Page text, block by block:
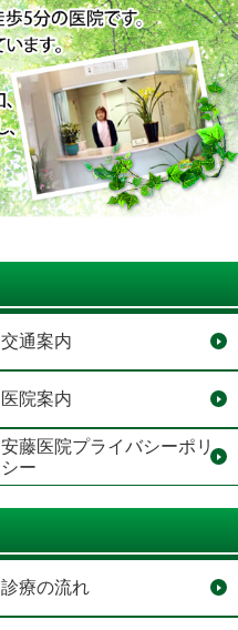
交通案内
医院案内
安藤医院プライバシーポリ
シー
診療の流れ